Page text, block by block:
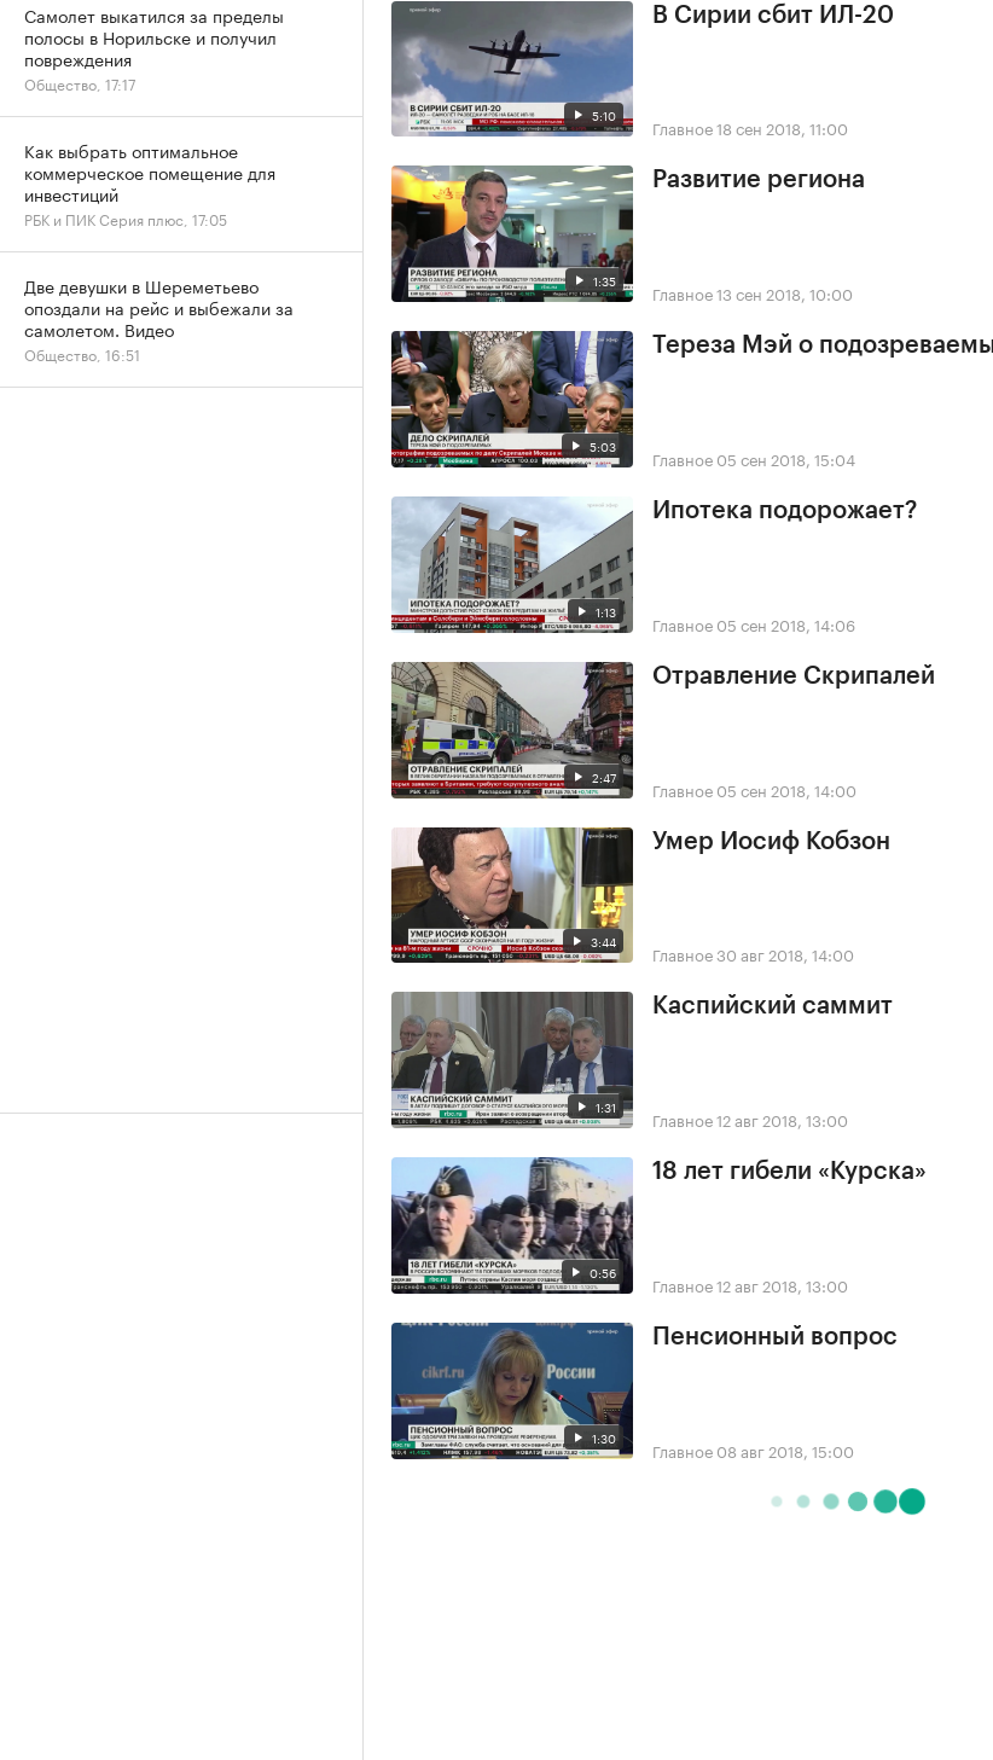
5:10
В Сирии сбит ИЛ-20
Главное18 сен 2018, 11:00
1:35
Развитие региона
Главное13 сен 2018, 10:00
5:03
Тереза Мэй о
Главное 05 сен 2018, 15:04
1:13
Ипотека подорожает?
Главное 05 сен 2018, 14:06
2:47
Отравление Скрипалей
Главное 05 сен 2018, 14:00
3:44
Умер Иосиф Кобзон
Главное30 авг 2018, 14:00
1:31
Каспийский саммит
Главное12 авг 2018, 13:00
0:56
18 лет гибели «Курска»
Главное12 авг 2018, 13:00
1:30
Пенсионный вопрос
Главное 08 авг 2018, 15:00
Самолет выкатился за пределы
полосы в Норильске и получил
повреждения
Общество, 17:17
Как выбрать оптимальное
коммерческое помещение для
инвестиций
РБК и ПИК Серия плюс, 17:05
Две девушки в Шереметьево
опоздали на рейс и выбежали за
самолетом. Видео
Общество, 16:51